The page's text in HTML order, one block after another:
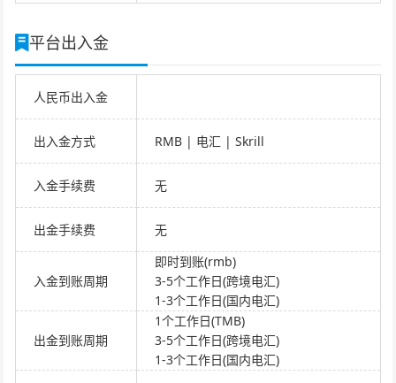
平台出入金
人民币出入金
出入金方式 RMB | 电汇 | Skrill
入金手续费 无
出金手续费 无
入金到账周期
即时到账(rmb)
3-5个工作日(跨境电汇)
1-3个工作日(国内电汇)
出金到账周期
1个工作日(TMB)
3-5个工作日(跨境电汇)
1-3个工作日(国内电汇)